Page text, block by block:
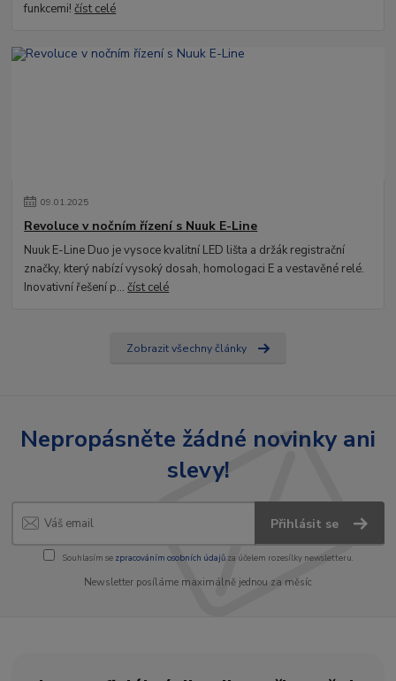
funkcemi!číst celé
09.01.2025
Revoluce v nočním řízení s Nuuk E-Line
Nuuk E-Line Duo je vysoce kvalitní LED lišta a držák registrační
značky, který nabízí vysoký dosah, homologaci E a vestavěné relé.
Inovativní řešení p...číst celé
Zobrazit všechny články
Nepropásněte žádné novinky ani
slevy!
Přihlásit se
Souhlasím se zpracováním osobních údajůza účelem rozesílky newsletteru.
Newsletter posíláme maximálně jednou za měsíc